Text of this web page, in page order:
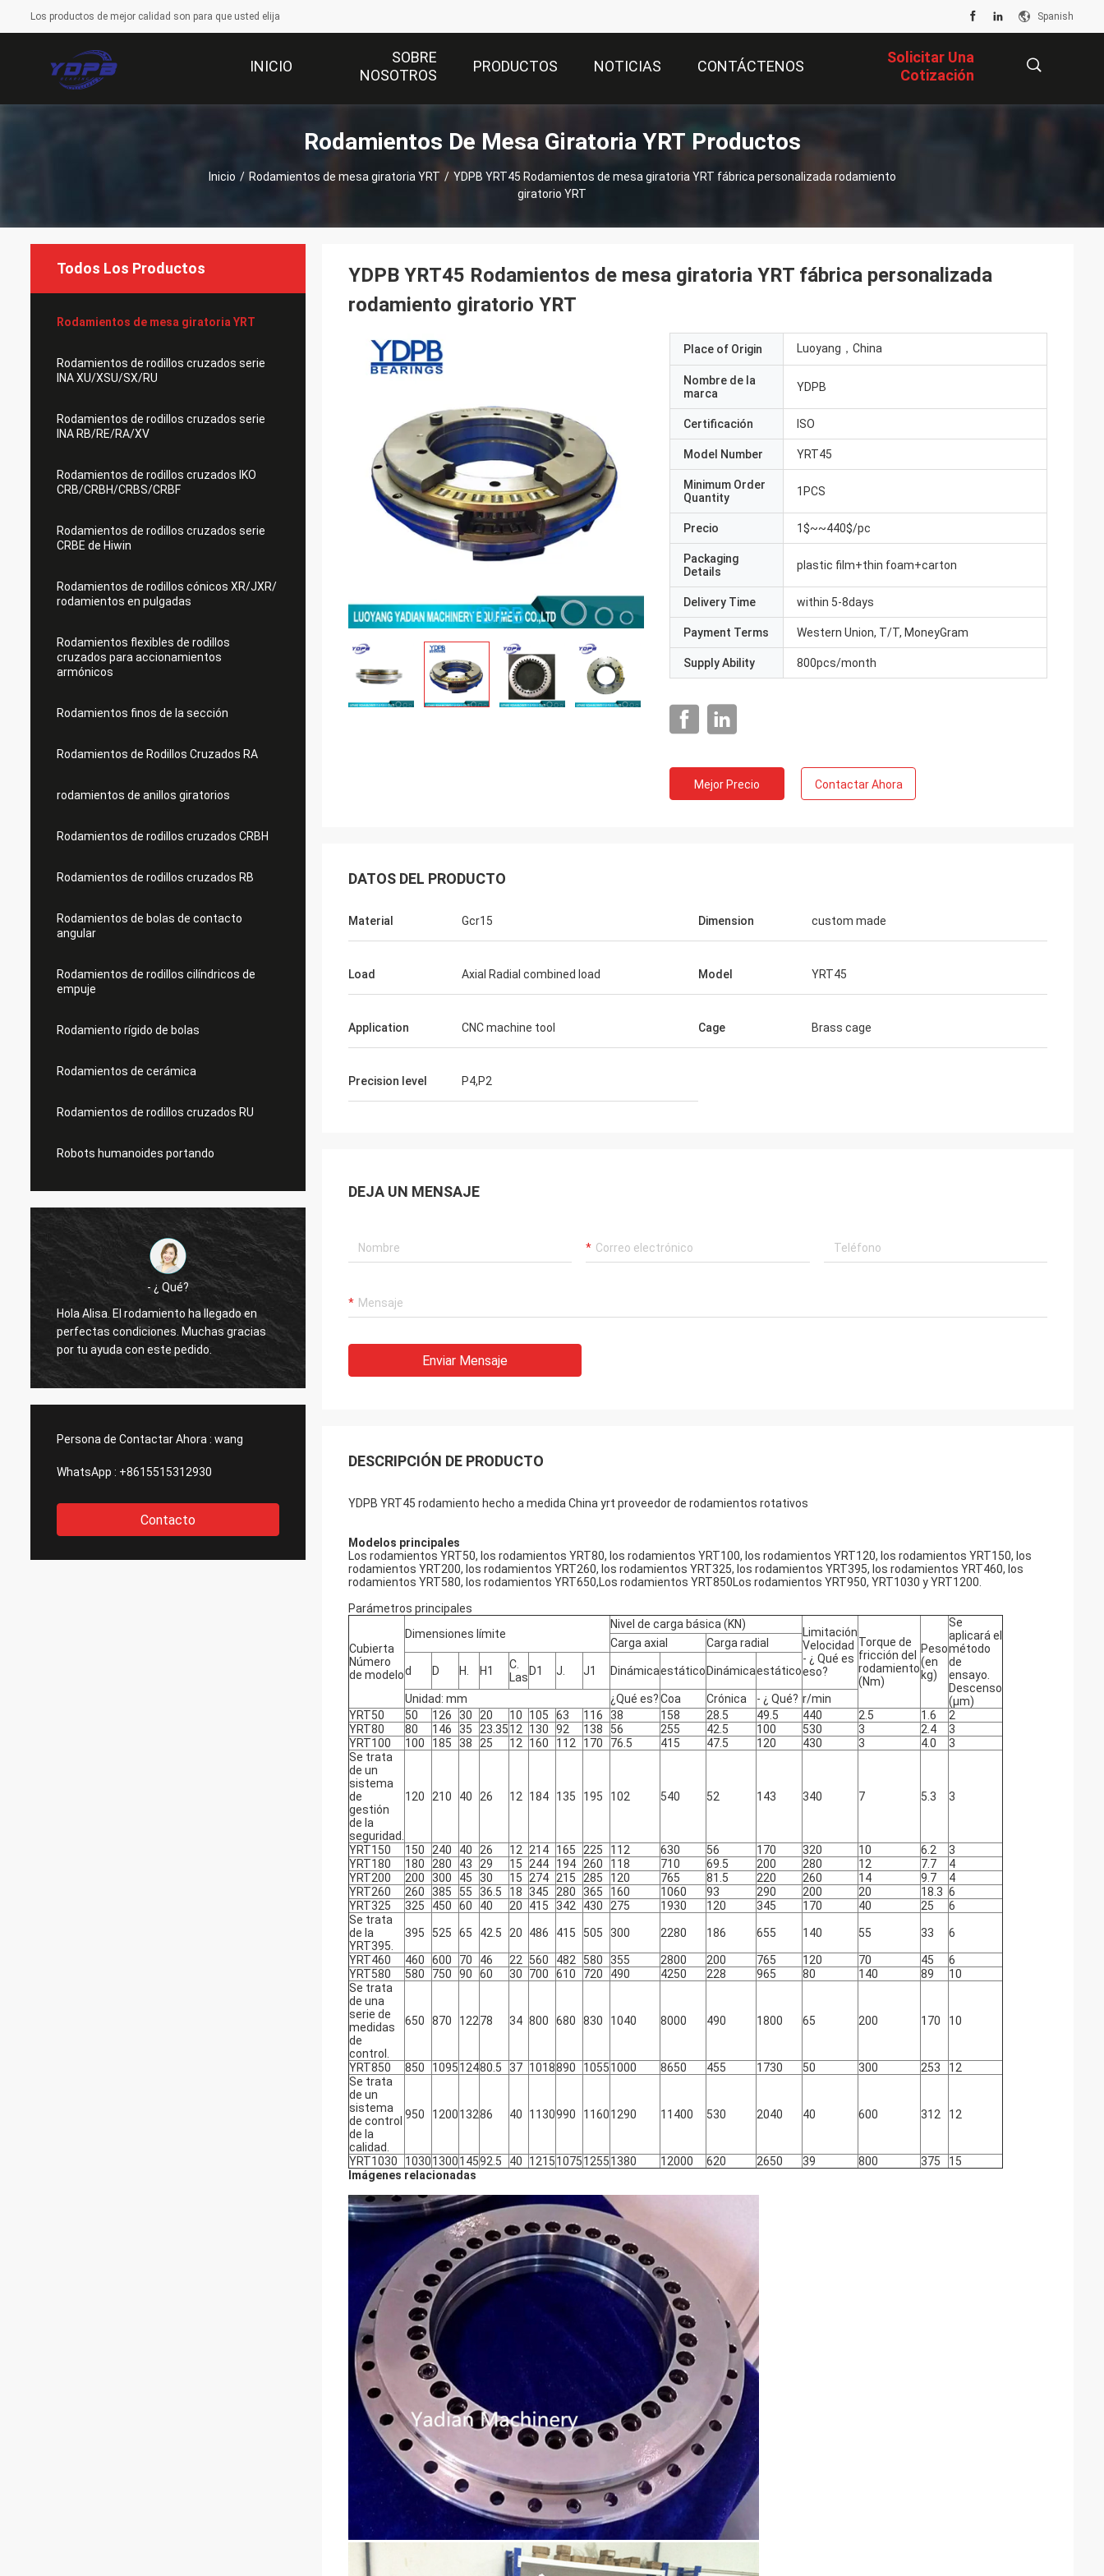
Los productos de mejor calidad son para que usted elija Spanish
INICIO
SOBRE
NOSOTROS
PRODUCTOS NOTICIAS CONTÁCTENOS
Solicitar Una
Cotización
Rodamientos De Mesa Giratoria YRT Productos
Inicio / Rodamientos de mesa giratoria YRT / YDPB YRT45 Rodamientos de mesa giratoria YRT fábrica personalizada rodamiento
giratorio YRT
Todos Los Productos
Rodamientos de mesa giratoria YRT
Rodamientos de rodillos cruzados serie
INA XU/XSU/SX/RU
Rodamientos de rodillos cruzados serie
INA RB/RE/RA/XV
Rodamientos de rodillos cruzados IKO
CRB/CRBH/CRBS/CRBF
Rodamientos de rodillos cruzados serie
CRBE de Hiwin
Rodamientos de rodillos cónicos XR/JXR/
rodamientos en pulgadas
Rodamientos flexibles de rodillos
cruzados para accionamientos
armónicos
Rodamientos finos de la sección
Rodamientos de Rodillos Cruzados RA
rodamientos de anillos giratorios
Rodamientos de rodillos cruzados CRBH
Rodamientos de rodillos cruzados RB
Rodamientos de bolas de contacto
angular
Rodamientos de rodillos cilíndricos de
empuje
Rodamiento rígido de bolas
Rodamientos de cerámica
Rodamientos de rodillos cruzados RU
Robots humanoides portando
- ¿ Qué?
Hola Alisa. El rodamiento ha llegado en
perfectas condiciones. Muchas gracias
por tu ayuda con este pedido.
Hola Alisa: Ha sido ensamblado y está
Persona de Contactar Ahora : wang
WhatsApp : +8615515312930
Contacto
YDPB YRT45 Rodamientos de mesa giratoria YRT fábrica personalizada
rodamiento giratorio YRT
Place of Origin Luoyang，China
Nombre de la
marca
YDPB
Certificación ISO
Model Number YRT45
Minimum Order
Quantity
1PCS
Precio 1$~~440$/pc
Packaging
Details
plastic film+thin foam+carton
Delivery Time within 5-8days
Payment Terms Western Union, T/T, MoneyGram
Supply Ability 800pcs/month
Mejor Precio Contactar Ahora
DATOS DEL PRODUCTO
Material Gcr15 Dimension custom made
Load Axial Radial combined load Model YRT45
Application CNC machine tool Cage Brass cage
Precision level P4,P2
DEJA UN MENSAJE
Enviar Mensaje
DESCRIPCIÓN DE PRODUCTO
YDPB YRT45 rodamiento hecho a medida China yrt proveedor de rodamientos rotativos
Modelos principales
Los rodamientos YRT50, los rodamientos YRT80, los rodamientos YRT100, los rodamientos YRT120, los rodamientos YRT150, los
rodamientos YRT200, los rodamientos YRT260, los rodamientos YRT325, los rodamientos YRT395, los rodamientos YRT460, los
rodamientos YRT580, los rodamientos YRT650,Los rodamientos YRT850Los rodamientos YRT950, YRT1030 y YRT1200.
Parámetros principales
Cubierta
Número
de modelo
Dimensiones límite
Nivel de carga básica (KN)
Limitación
Velocidad
- ¿ Qué es
eso?
Torque de
fricción del
rodamiento
(Nm)
Peso
(en
kg)
Se
aplicará el
método
de
ensayo.
Descenso
(μm)
Carga axial Carga radial
d D H. H1
C.
Las D1 J. J1 Dinámicaestático Dinámicaestático
Unidad: mm ¿Qué es?Coa Crónica - ¿ Qué? r/min
YRT50
50 126 30 20 10 105 63 116 38 158 28.5 49.5 440 2.5 1.6
2
YRT80
80 146 35 23.3512 130 92 138 56 255 42.5 100 530 3 2.4
3
YRT100
100 185 38 25 12 160 112 170 76.5 415 47.5 120 430 3 4.0
3
Se trata
de un
sistema
de
gestión
de la
seguridad.
120 210 40 26 12 184 135 195 102 540 52 143 340 7 5.3 3
YRT150 150 240 40 26 12 214 165 225 112 630 56 170 320 10 6.2
3
YRT180
180 280 43 29 15 244 194 260 118 710 69.5 200 280 12 7.7
4
YRT200
200 300 45 30 15 274 215 285 120 765 81.5 220 260 14 9.7
4
YRT260
260 385 55 36.5 18 345 280 365 160 1060 93 290 200 20 18.3 6
YRT325
325 450 60 40 20 415 342 430 275 1930 120 345 170 40 25
6
Se trata
de la
YRT395.
395 525 65 42.5 20 486 415 505 300 2280 186 655 140 55 33 6
YRT460 460 600 70 46 22 560 482 580 355 2800 200 765 120 70 45
6
YRT580
580 750 90 60 30 700 610 720 490 4250 228 965 80 140 89
10
Se trata
de una
serie de
medidas
de
control.
650 870 12278 34 800 680 830 1040 8000 490 1800 65 200 170 10
YRT850 850 109512480.5 37 1018890 10551000 8650 455 1730 50 300 253
12
Se trata
de un
sistema
de control
de la
calidad.
950 120013286 40 1130990 11601290 11400 530 2040 40 600 312 12
YRT1030 1030130014592.5 40 1215107512551380 12000 620 2650 39 800 375
15
Imágenes relacionadas